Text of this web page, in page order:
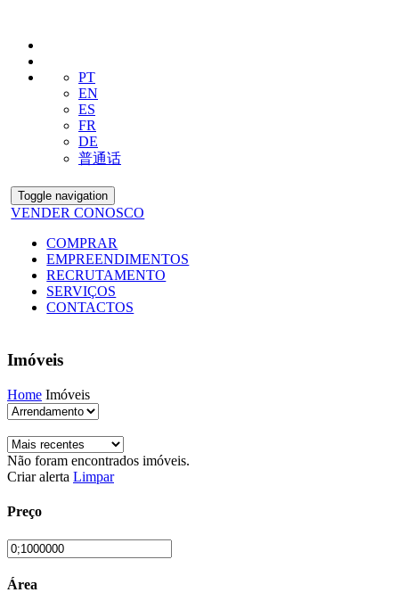
PT
EN
ES
FR
DE
普通话
Toggle navigation
VENDER CONOSCO
COMPRAR
EMPREENDIMENTOS
RECRUTAMENTO
SERVIÇOS
CONTACTOS
Imóveis
Home Imóveis
Não foram encontrados imóveis.
Criar alerta Limpar
Preço
Área